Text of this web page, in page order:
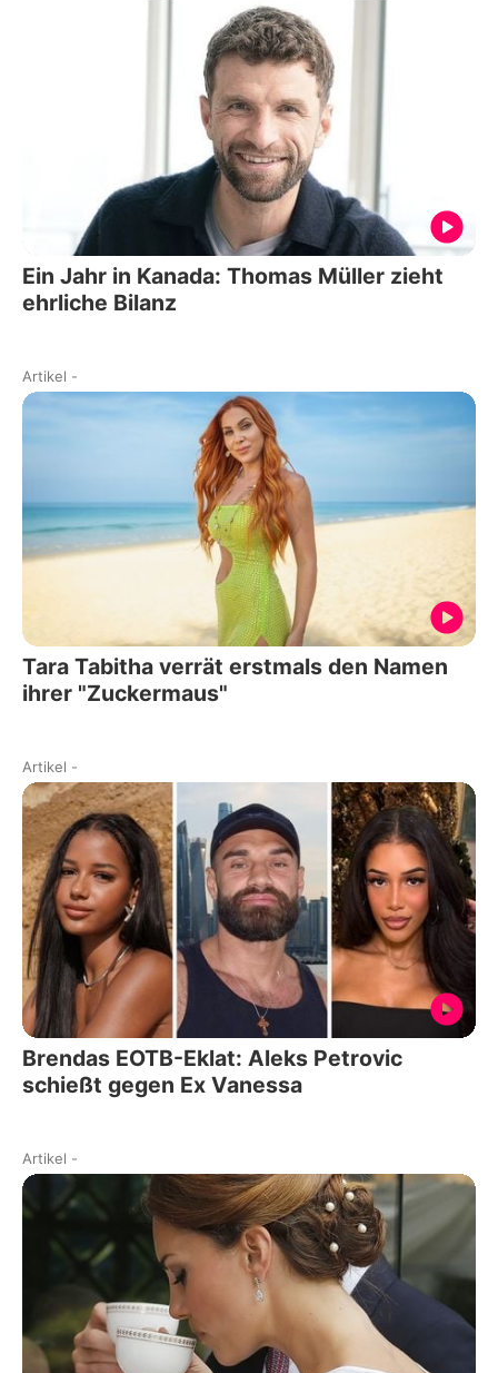
Ein Jahr in Kanada: Thomas Müller zieht
ehrliche Bilanz
Artikel -
Tara Tabitha verrät erstmals den Namen
ihrer "Zuckermaus"
Artikel -
Brendas EOTB-Eklat: Aleks Petrovic
schießt gegen Ex Vanessa
Artikel -